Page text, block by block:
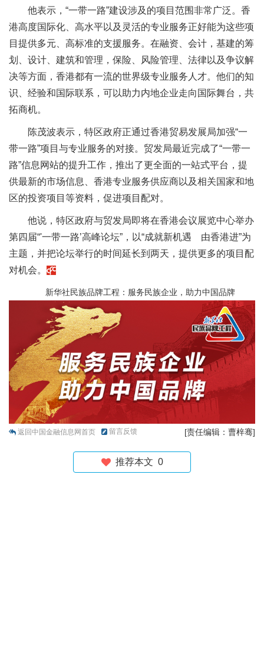
他表示，“一带一路”建设涉及的项目范围非常广泛。香
港高度国际化、高水平以及灵活的专业服务正好能为这些项
目提供多元、高标准的支援服务。在融资、会计，基建的筹
划、设计、建筑和管理，保险、风险管理、法律以及争议解
决等方面，香港都有一流的世界级专业服务人才。他们的知
识、经验和国际联系，可以助力内地企业走向国际舞台，共
拓商机。
陈茂波表示，特区政府正通过香港贸易发展局加强“一
带一路”项目与专业服务的对接。贸发局最近完成了“一带一
路”信息网站的提升工作，推出了更全面的一站式平台，提
供最新的市场信息、香港专业服务供应商以及相关国家和地
区的投资项目等资料，促进项目配对。
他说，特区政府与贸发局即将在香港会议展览中心举办
第四届“'一带一路’高峰论坛”，以“成就新机遇 由香港进”为
主题，并把论坛举行的时间延长到两天，提供更多的项目配
对机会。
新华社民族品牌工程：服务民族企业，助力中国品牌
返回中国金融信息网首页 留言反馈 [责任编辑：曹梓骞]
推荐本文 0